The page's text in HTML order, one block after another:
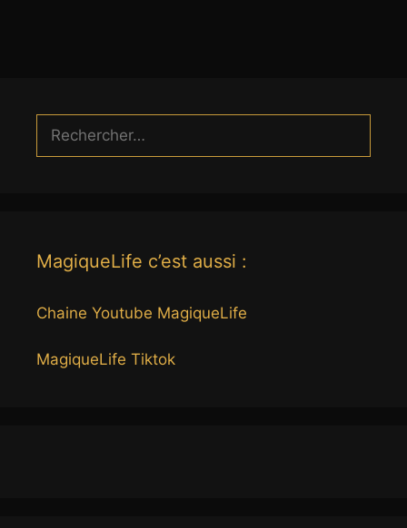
Rechercher :
MagiqueLife c’est aussi :
Chaine Youtube MagiqueLife
MagiqueLife Tiktok